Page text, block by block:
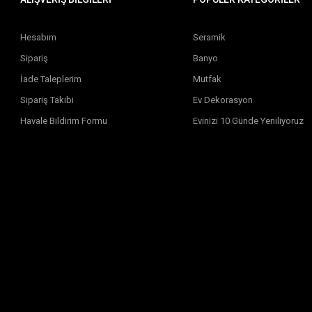
Hesabım
Sipariş
İade Taleplerim
Sipariş Takibi
Havale Bildirim Formu
Seramik
Banyo
Mutfak
Ev Dekorasyon
Evinizi 10 Günde Yeniliyoruz